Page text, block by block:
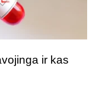
ir kas